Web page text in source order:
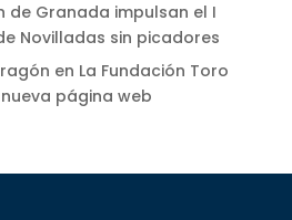
de Granada impulsan el I
Novilladas sin picadores
en La Fundación Toro
página web